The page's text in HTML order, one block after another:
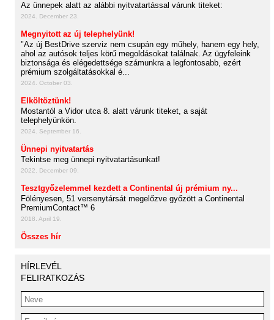
Az ünnepek alatt az alábbi nyitvatartással várunk titeket:
2024. December 23.
Megnyitott az új telephelyünk!
"Az új BestDrive szerviz nem csupán egy műhely, hanem egy hely,
ahol az autósok teljes körű megoldásokat találnak. Az ügyfeleink
biztonsága és elégedettsége számunkra a legfontosabb, ezért
prémium szolgáltatásokkal é...
2024. October 03.
Elköltöztünk!
Mostantól a Vidor utca 8. alatt várunk titeket, a saját
telephelyünkön.
2024. September 16.
Ünnepi nyitvatartás
Tekintse meg ünnepi nyitvatartásunkat!
2022. December 09.
Tesztgyőzelemmel kezdett a Continental új prémium ny...
Fölényesen, 51 versenytársát megelőzve győzött a Continental
PremiumContact™ 6
2018. April 19.
Összes hír
HÍRLEVÉL
FELIRATKOZÁS